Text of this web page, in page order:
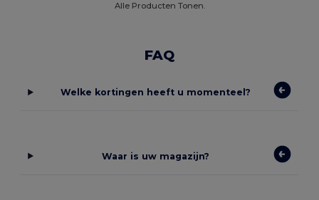
Alle Producten Tonen.
FAQ
Welke kortingen heeft u momenteel?
Waar is uw magazijn?